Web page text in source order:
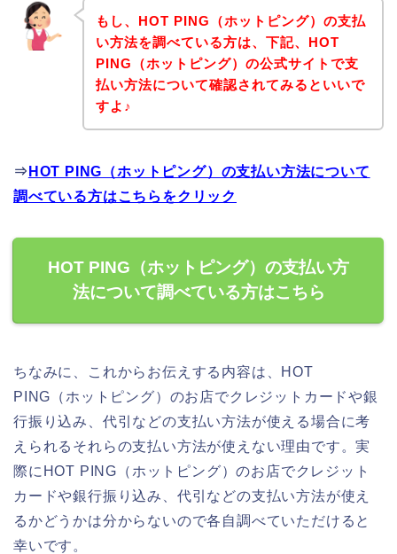
もし、HOT PING（ホットピング）の支払
い方法を調べている方は、下記、HOT
PING（ホットピング）の公式サイトで支
払い方法について確認されてみるといいで
すよ♪
⇒ HOT PING（ホットピング）の支払い方法について
調べている方はこちらをクリック
HOT PING（ホットピング）の支払い方
法について調べている方はこちら
ちなみに、これからお伝えする内容は、HOT
PING（ホットピング）のお店でクレジットカードや銀
行振り込み、代引などの支払い方法が使える場合に考
えられるそれらの支払い方法が使えない理由です。実
際にHOT PING（ホットピング）のお店でクレジット
カードや銀行振り込み、代引などの支払い方法が使え
るかどうかは分からないので各自調べていただけると
幸いです。